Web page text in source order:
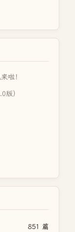
啦！
版）
851 篇